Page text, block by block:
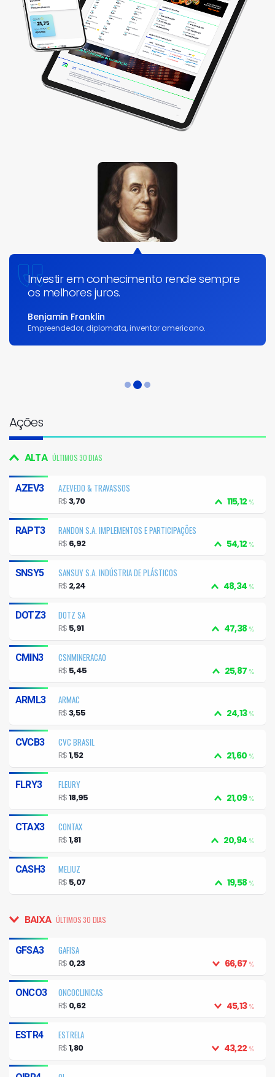
Investir em conhecimento rende sempre
os melhores juros.
Benjamin Franklin
Empreendedor, diplomata, inventor americano.
Ações
ALTA ÚLTIMOS 30 DIAS
AZEV3
AZEVEDO & TRAVASSOS
115,12 %
R$3,70
RAPT3
RANDON S.A. IMPLEMENTOS E PARTICIPAÇÕES
54,12 %
R$ 6,92
SNSY5
SANSUY S.A. INDÚSTRIA DE PLÁSTICOS
48,34 %
R$ 2,24
DOTZ3
DOTZ SA
47,38 %
R$ 5,91
CMIN3
CSNMINERACAO
25,87 %
R$ 5,45
ARML3
ARMAC
24,13%
R$3,55
CVCB3
CVC BRASIL
21,60 %
R$1,52
FLRY3
FLEURY
21,09%
R$18,95
CTAX3
CONTAX
20,94 %
R$1,81
CASH3
MELIUZ
19,58 %
R$ 5,07
BAIXA ÚLTIMOS 30 DIAS
GFSA3
GAFISA
66,67 %
R$ 0,23
ONCO3
ONCOCLINICAS
45,13%
R$ 0,62
ESTR4
ESTRELA
43,22 %
R$1,80